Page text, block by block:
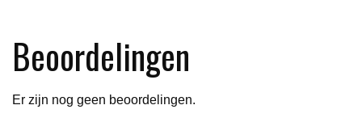
Beoordelingen
Er zijn nog geen beoordelingen.